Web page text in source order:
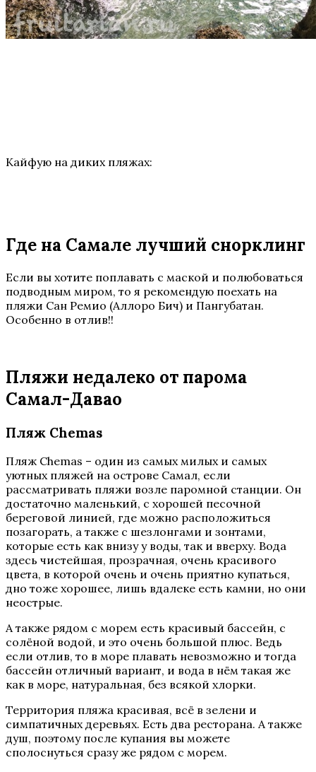
Кайфую на диких пляжах:
Где на Самале лучший снорклинг
Если вы хотите поплавать с маской и полюбоваться
подводным миром, то я рекомендую поехать на
пляжи Сан Ремио (Аллоро Бич) и Пангубатан.
Особенно в отлив!!
Пляжи недалеко от парома
Самал-Давао
Пляж Chemas
Пляж Chemas – один из самых милых и самых
уютных пляжей на острове Самал, если
рассматривать пляжи возле паромной станции. Он
достаточно маленький, с хорошей песочной
береговой линией, где можно расположиться
позагорать, а также с шезлонгами и зонтами,
которые есть как внизу у воды, так и вверху. Вода
здесь чистейшая, прозрачная, очень красивого
цвета, в которой очень и очень приятно купаться,
дно тоже хорошее, лишь вдалеке есть камни, но они
неострые.
А также рядом с морем есть красивый бассейн, с
солёной водой, и это очень большой плюс. Ведь
если отлив, то в море плавать невозможно и тогда
бассейн отличный вариант, и вода в нём такая же
как в море, натуральная, без всякой хлорки.
Территория пляжа красивая, всё в зелени и
симпатичных деревьях. Есть два ресторана. А также
душ, поэтому после купания вы можете
сполоснуться сразу же рядом с морем.